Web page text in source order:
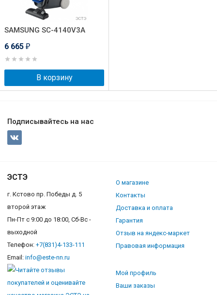
SAMSUNG SC-4140V3A
6 665 ₽
В корзину
Подписывайтесь на нас
ЭСТЭ
г. Кстово пр. Победы д. 5
второй этаж
Пн-Пт с 9:00 до 18:00, Сб-Вс -
выходной
Телефон: +7(831)4-133-111
Email: info@este-nn.ru
О магазине
Контакты
Доставка и оплата
Гарантия
Отзыв на яндекс-маркет
Правовая информация
Мой профиль
Ваши заказы